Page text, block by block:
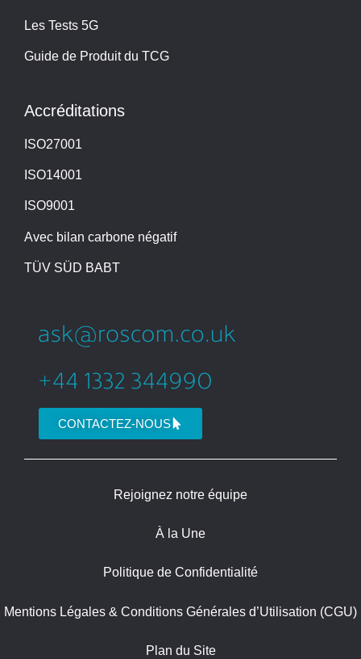
Les Tests 5G
Guide de Produit du TCG
Accréditations
ISO27001
ISO14001
ISO9001
Avec bilan carbone négatif
TÜV SÜD BABT
CONTACTEZ-NOUS
Rejoignez notre équipe
À la Une
Politique de Confidentialité
Mentions Légales & Conditions Générales d’Utilisation (CGU)
Plan du Site